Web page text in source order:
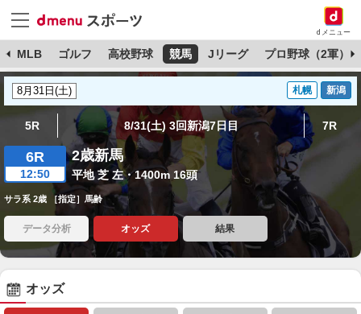
dメニュー
MLB ゴルフ 高校野球 競馬 Jリーグ プロ野球（2軍）
札幌 新潟
5R 8/31(土) 3回新潟7日目 7R
6R
12:50
2歳新馬
平地 芝 左・1400m 16頭
サラ系 2歳 ［指定］馬齢
データ分析 オッズ 結果
オッズ